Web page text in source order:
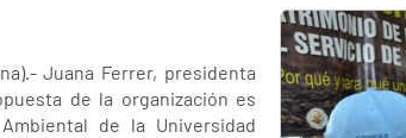
Juana Ferrer, presidenta
de la organización es
de la Universidad